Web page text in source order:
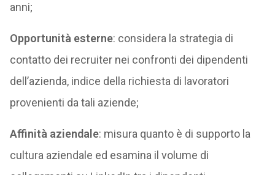
anni;
Opportunità esterne: considera la strategia di
contatto dei recruiter nei confronti dei dipendenti
dell’azienda, indice della richiesta di lavoratori
provenienti da tali aziende;
Affinità aziendale: misura quanto è di supporto la
cultura aziendale ed esamina il volume di